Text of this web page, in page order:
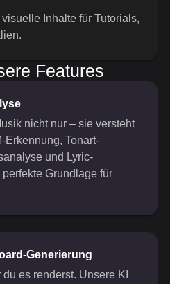
Inhalte für Tutorials,
Features
nicht nur – sie versteht
Erkennung, Tonart-
und Lyric-
Grundlage für
Generierung
es renderst. Unsere KI